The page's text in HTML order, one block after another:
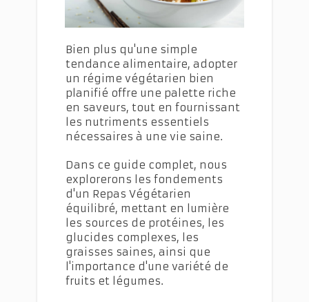
Bien plus qu'une simple
tendance alimentaire, adopter
un régime végétarien bien
planifié offre une palette riche
en saveurs, tout en fournissant
les nutriments essentiels
nécessaires à une vie saine.
Dans ce guide complet, nous
explorerons les fondements
d'un Repas Végétarien
équilibré, mettant en lumière
les sources de protéines, les
glucides complexes, les
graisses saines, ainsi que
l'importance d'une variété de
fruits et légumes.